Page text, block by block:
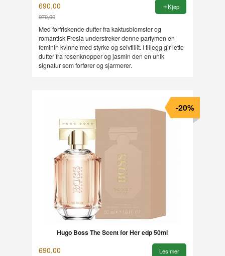
690,00
970,00
Rabatt
Kjøp
Med forfriskende dufter fra kaktusblomster og
romantisk Fresia understreker denne parfymen en
feminin kvinne med styrke og selvtillit. I tillegg gir lette
dufter fra rosenknopper og jasmin den en unik
signatur som forfører og sjarmerer.
Hugo Boss The Scent for Her edp 50ml
690,00
-20%
Les mer